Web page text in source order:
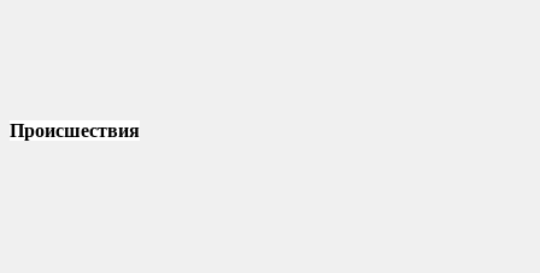
Происшествия